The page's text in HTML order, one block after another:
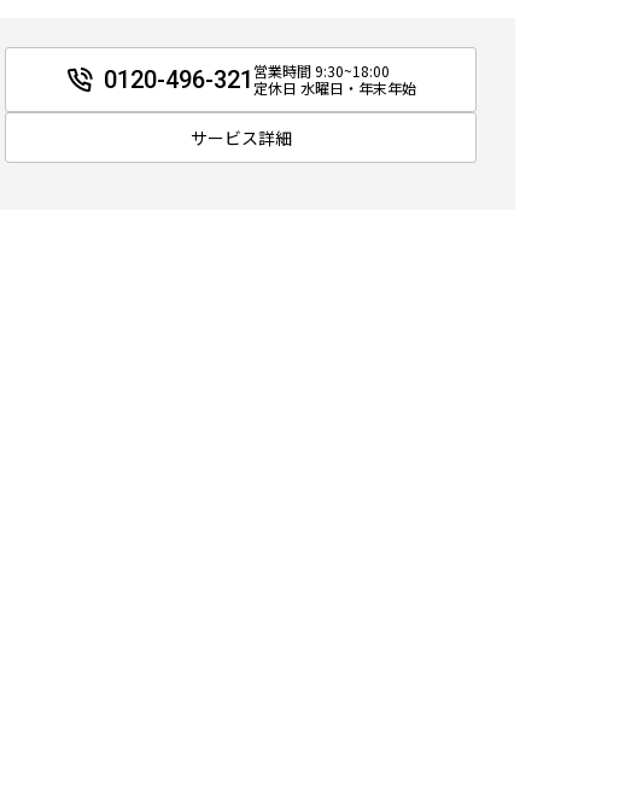
0120-496-321 営業時間 9:30~18:00
定休日 水曜日・年末年始
サービス詳細